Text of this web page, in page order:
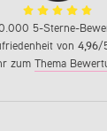
5-Sterne-
von 4,96/
zum Thema